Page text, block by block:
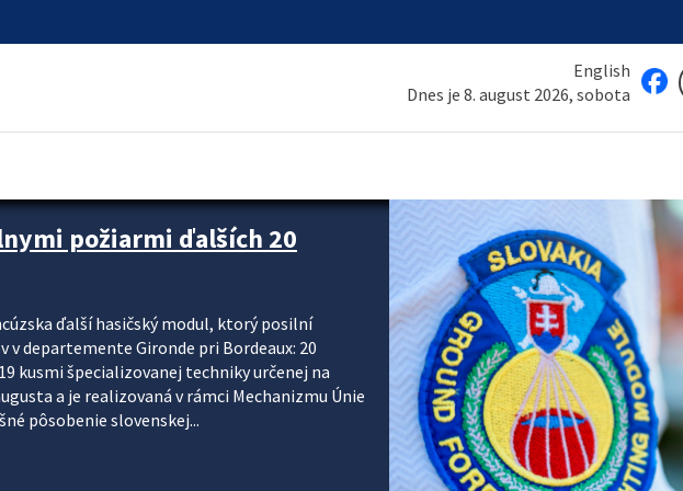
English
Dnes je 8. august 2026, sobota
a ako sa pripraviť
horúčav obyvateľom odporúča preventívne
civilnej ochrany, polície a hasičov majú za
OCHRANA A KRÍZOVÉ RIADENIE Sekcia
riadenia okresných úradov monitoruje
následky týchto...